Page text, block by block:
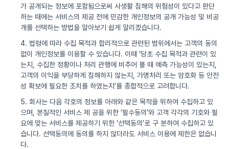
가 공개되는 정보에 포함됨으로써 사생활 침해의 위험성이 있다고 판단
하는 때에는 서비스의 제공 전에 민감한 개인정보의 공개 가능성 및 비공
개를 선택하는 방법을 알아보기 쉽게 알리겠습니다.
4. 법령에 따라 수집 목적과 합리적으로 관련된 범위에서는 고객의 동의
없이 개인정보를 이용할 수 있습니다. 이때 ‘당초 수집 목적과 관련이 있
는지, 수집한 정황이나 처리 관행에 비추어 볼 때 예측 가능성이 있는지,
고객의 이익을 부당하게 침해하지 않는지, 가명처리 또는 암호화 등 안전
성 확보에 필요한 조치를 하였는지’를 종합적으로 고려합니다.
5. 회사는 다음 각호의 정보를 아래와 같은 목적을 위하여 수집하고 있
으며, 본질적인 서비스 제 공을 위한 ‘필수동의’와 고객 각각의 기호와 필
요에 맞는 서비스를 제공하기 위한 ‘선택동의’로 구 분하여 수집하고 있
습니다. 선택동의에 동의를 하지 않더라도 서비스 이용에 제한은 없습니
다.